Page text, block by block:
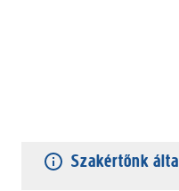
Szakértőnk